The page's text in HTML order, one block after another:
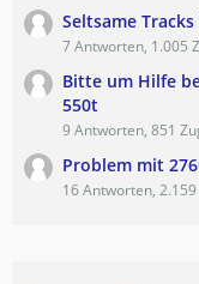
Seltsame
7 Antworten, 1.005
Bitte um Hilfe
550t
9 Antworten, 851
Problem mit
16 Antworten,